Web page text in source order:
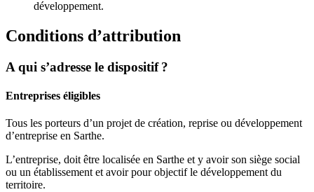
développement.
Conditions d’attribution
A qui s’adresse le dispositif ?
Entreprises éligibles
Tous les porteurs d’un projet de création, reprise ou développement
d’entreprise en Sarthe.
L’entreprise, doit être localisée en Sarthe et y avoir son siège social
ou un établissement et avoir pour objectif le développement du
territoire.